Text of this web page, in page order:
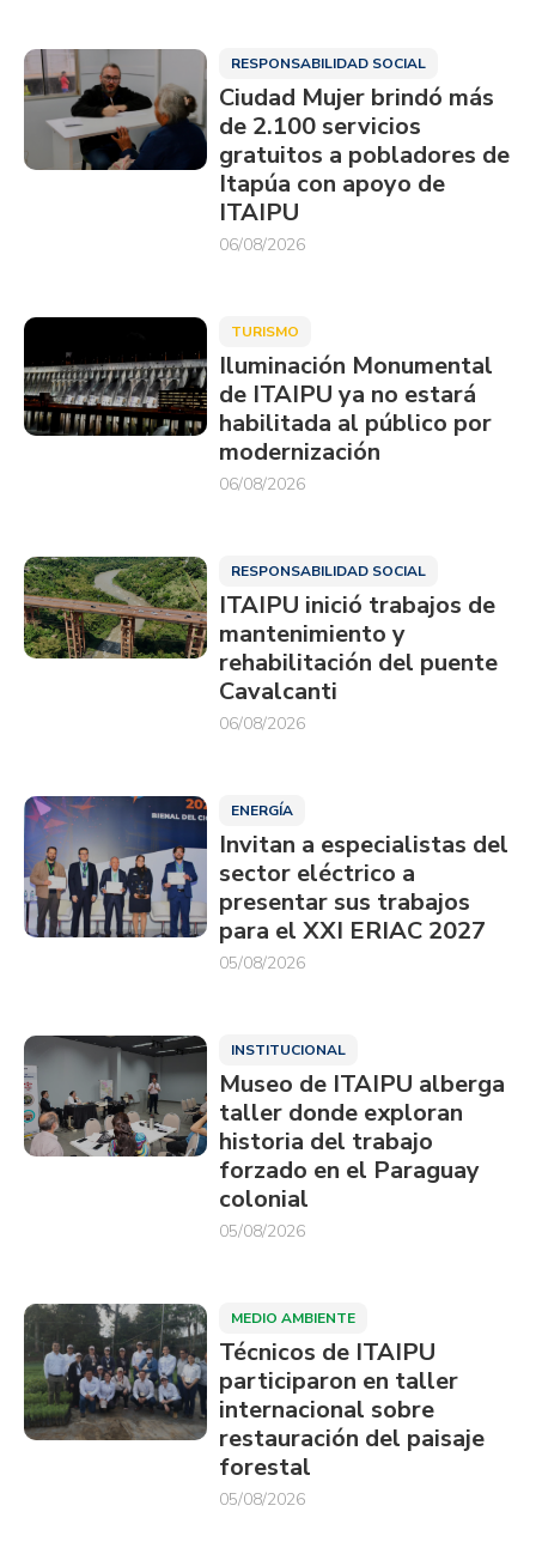
RESPONSABILIDAD SOCIAL
Ciudad Mujer brindó más
de 2.100 servicios
gratuitos a pobladores de
Itapúa con apoyo de
ITAIPU
06/08/2026
TURISMO
Iluminación Monumental
de ITAIPU ya no estará
habilitada al público por
modernización
06/08/2026
RESPONSABILIDAD SOCIAL
ITAIPU inició trabajos de
mantenimiento y
rehabilitación del puente
Cavalcanti
06/08/2026
ENERGÍA
Invitan a especialistas del
sector eléctrico a
presentar sus trabajos
para el XXI ERIAC 2027
05/08/2026
INSTITUCIONAL
Museo de ITAIPU alberga
taller donde exploran
historia del trabajo
forzado en el Paraguay
colonial
05/08/2026
MEDIO AMBIENTE
Técnicos de ITAIPU
participaron en taller
internacional sobre
restauración del paisaje
forestal
05/08/2026